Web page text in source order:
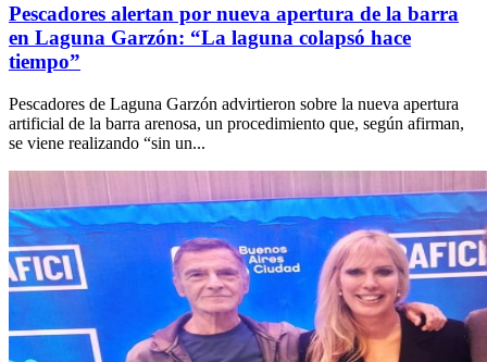
Pescadores alertan por nueva apertura de la barra
en Laguna Garzón: “La laguna colapsó hace
tiempo”
Pescadores de Laguna Garzón advirtieron sobre la nueva apertura
artificial de la barra arenosa, un procedimiento que, según afirman,
se viene realizando “sin un...